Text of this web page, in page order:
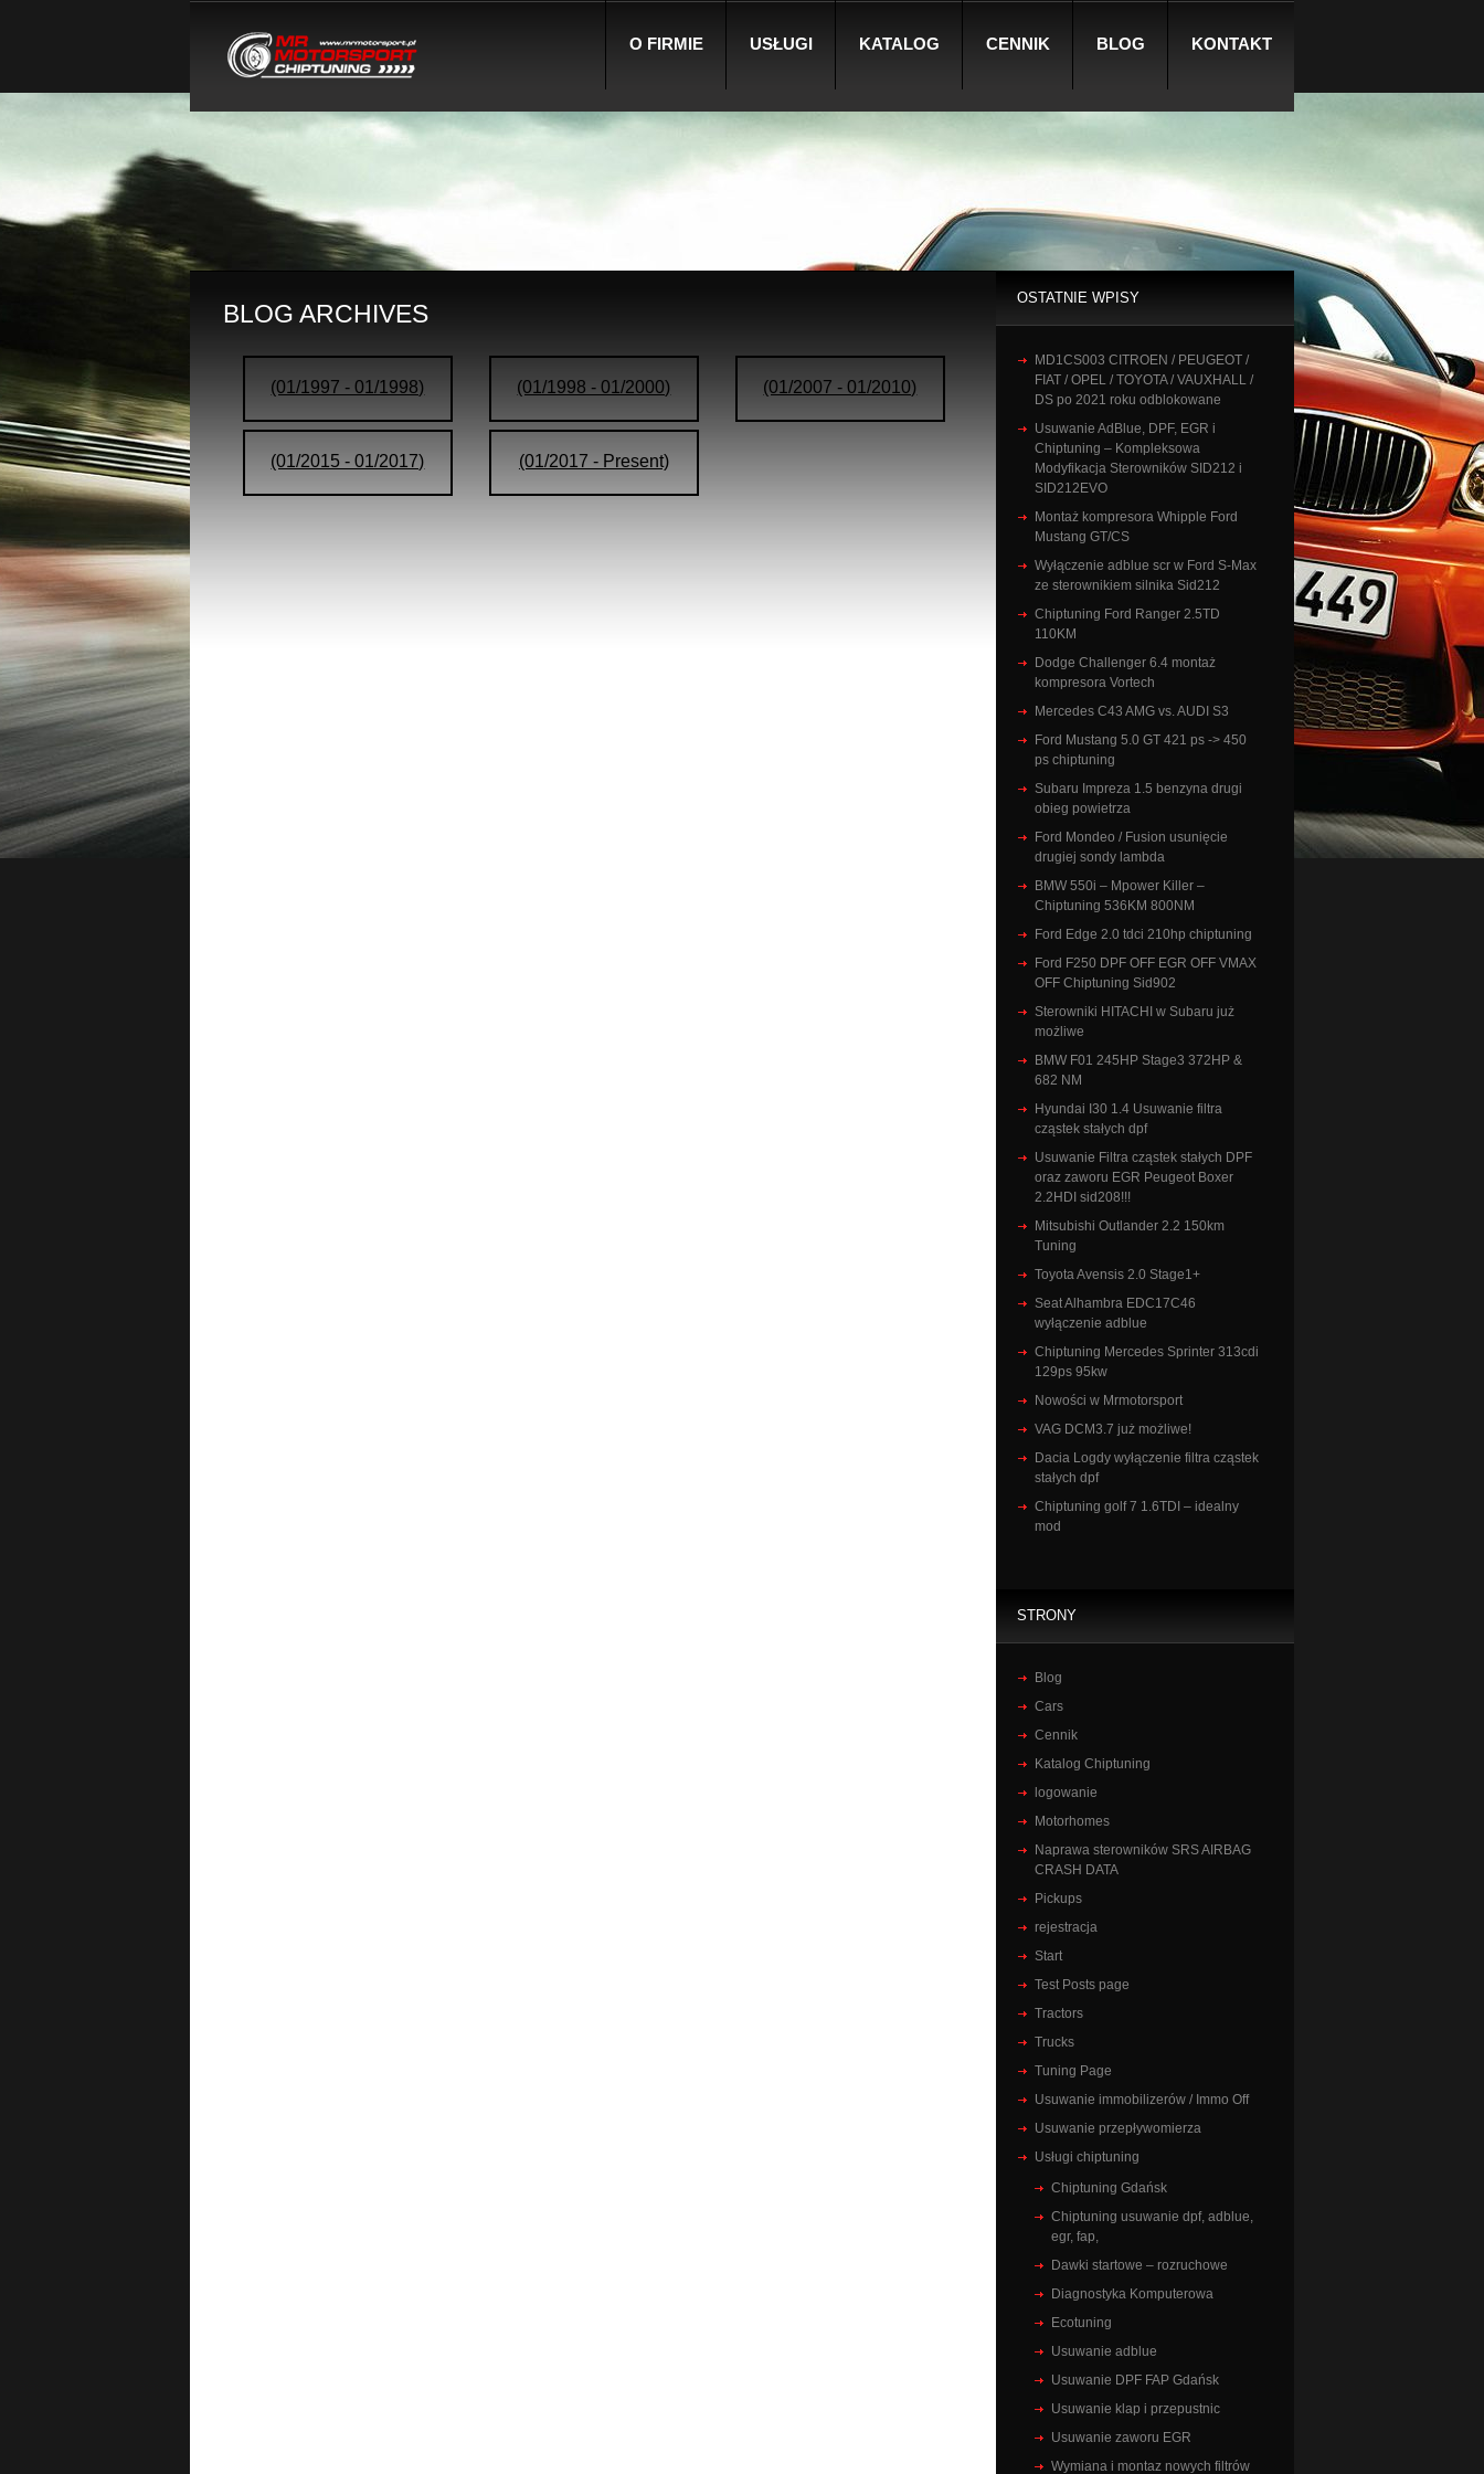
O FIRMIE USŁUGI KATALOG CENNIK BLOG KONTAKT
BLOG ARCHIVES
(01/1997 - 01/1998) (01/1998 - 01/2000) (01/2007 - 01/2010)
(01/2015 - 01/2017) (01/2017 - Present)
OSTATNIE WPISY
MD1CS003 CITROEN / PEUGEOT /
FIAT / OPEL / TOYOTA / VAUXHALL /
DS po 2021 roku odblokowane
Usuwanie AdBlue, DPF, EGR i
Chiptuning – Kompleksowa
Modyfikacja Sterowników SID212 i
SID212EVO
Montaż kompresora Whipple Ford
Mustang GT/CS
Wyłączenie adblue scr w Ford S-Max
ze sterownikiem silnika Sid212
Chiptuning Ford Ranger 2.5TD
110KM
Dodge Challenger 6.4 montaż
kompresora Vortech
Mercedes C43 AMG vs. AUDI S3
Ford Mustang 5.0 GT 421 ps -> 450
ps chiptuning
Subaru Impreza 1.5 benzyna drugi
obieg powietrza
Ford Mondeo / Fusion usunięcie
drugiej sondy lambda
BMW 550i – Mpower Killer –
Chiptuning 536KM 800NM
Ford Edge 2.0 tdci 210hp chiptuning
Ford F250 DPF OFF EGR OFF VMAX
OFF Chiptuning Sid902
Sterowniki HITACHI w Subaru już
możliwe
BMW F01 245HP Stage3 372HP &
682 NM
Hyundai I30 1.4 Usuwanie filtra
cząstek stałych dpf
Usuwanie Filtra cząstek stałych DPF
oraz zaworu EGR Peugeot Boxer
2.2HDI sid208!!!
Mitsubishi Outlander 2.2 150km
Tuning
Toyota Avensis 2.0 Stage1+
Seat Alhambra EDC17C46
wyłączenie adblue
Chiptuning Mercedes Sprinter 313cdi
129ps 95kw
Nowości w Mrmotorsport
VAG DCM3.7 już możliwe!
Dacia Logdy wyłączenie filtra cząstek
stałych dpf
Chiptuning golf 7 1.6TDI – idealny
mod
STRONY
Blog
Cars
Cennik
Katalog Chiptuning
logowanie
Motorhomes
Naprawa sterowników SRS AIRBAG
CRASH DATA
Pickups
rejestracja
Start
Test Posts page
Tractors
Trucks
Tuning Page
Usuwanie immobilizerów / Immo Off
Usuwanie przepływomierza
Usługi chiptuning
Chiptuning Gdańsk
Chiptuning usuwanie dpf, adblue,
egr, fap,
Dawki startowe – rozruchowe
Diagnostyka Komputerowa
Ecotuning
Usuwanie adblue
Usuwanie DPF FAP Gdańsk
Usuwanie klap i przepustnic
Usuwanie zaworu EGR
Wymiana i montaz nowych filtrów